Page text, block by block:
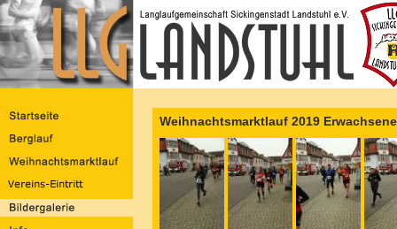
Weihnachtsmarktlauf 2019